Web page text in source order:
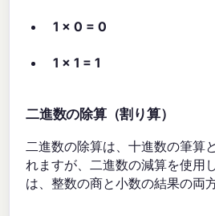
1 × 0 = 0
1 × 1 = 1
二進数の除算（割り算）
二進数の除算は、十進数の筆算
れますが、二進数の減算を使用
は、整数の商と小数の結果の両